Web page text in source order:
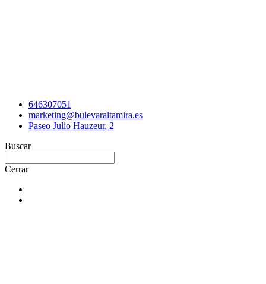
646307051
marketing@bulevaraltamira.es
Paseo Julio Hauzeur, 2
Buscar
Cerrar